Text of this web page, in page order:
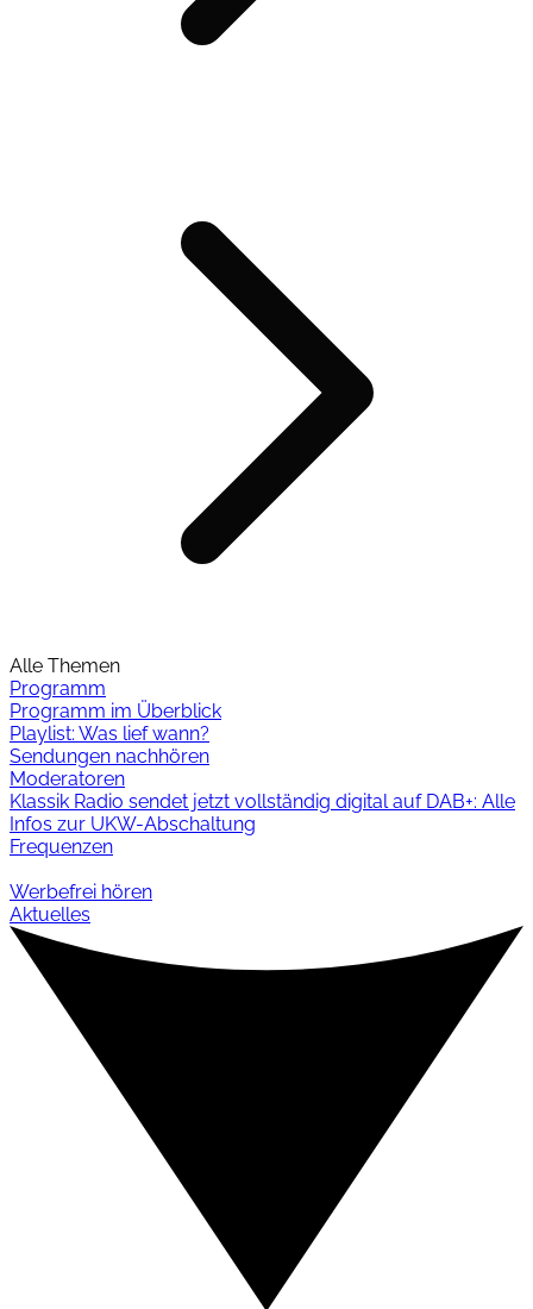
Alle Themen
Programm
Programm im Überblick
Playlist: Was lief wann?
Sendungen nachhören
Moderatoren
Klassik Radio sendet jetzt vollständig digital auf DAB+: Alle
Infos zur UKW-Abschaltung
Frequenzen
Werbefrei hören
Aktuelles